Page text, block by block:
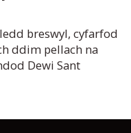
breswyl, cyfarfod
ddim pellach na
Dewi Sant